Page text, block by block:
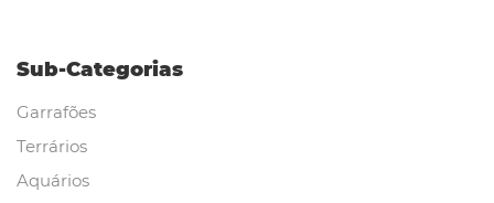
Sub-Categorias
Garrafões
Terrários
Aquários